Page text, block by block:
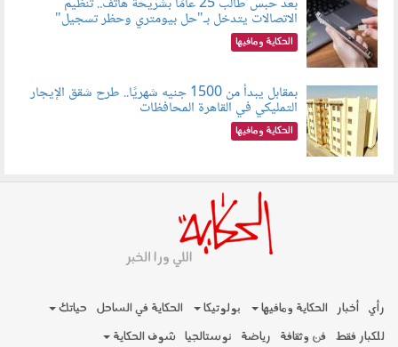
080803.jpg الاتصالات يتدخل بـ"حل بيومتري وحظر تسجيل"
الحكاية ومافيها
080801.jpg
بمقابل يبدأ من 1500 جنيه شهريًا.. طرح شقق الإيجار
التمليكي في القاهرة المحافظات
الحكاية ومافيها
رأي أخبار الحكاية ومافيها بولوتيكا الحكاية في الساحل
حياتك
للكبار فقط فن وثقافة رياضة نوستالجيا شوف الحكاية